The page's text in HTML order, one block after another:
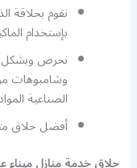
نقوم بحلاقة
بإستخدام
نحرص وبشكل
وشامبوهات
الصناعية
أفضل حلاق